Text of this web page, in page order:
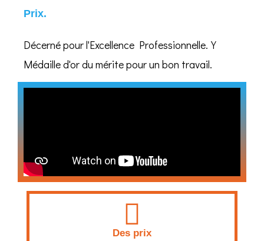
Prix.
Décerné pour l'Excellence Professionnelle.Y
Médaille d'or du mérite pour un bon travail.
Des prix